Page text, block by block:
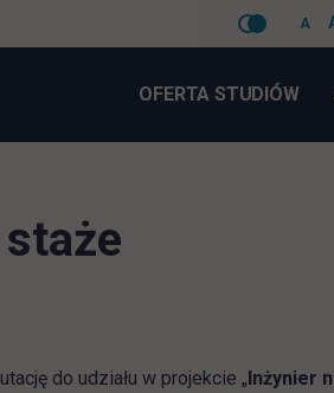
A
nawigacje
OFERTA STUDIÓW
do udziału w projekcie „Inżynier